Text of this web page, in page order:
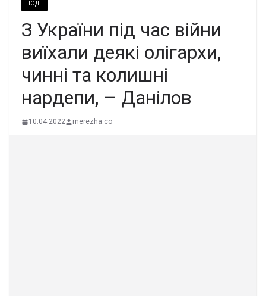
ПОДІЇ
З України під час війни
виїхали деякі олігархи,
чинні та колишні
нардепи, – Данілов
10.04.2022 merezha.co